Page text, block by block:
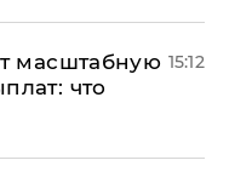
масштабную
что
15:12